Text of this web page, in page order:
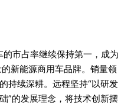
市占率继续保持第一，成为
新能源商用车品牌。销量领
持续深耕。远程坚持“以研发
”的发展理念，将技术创新摆